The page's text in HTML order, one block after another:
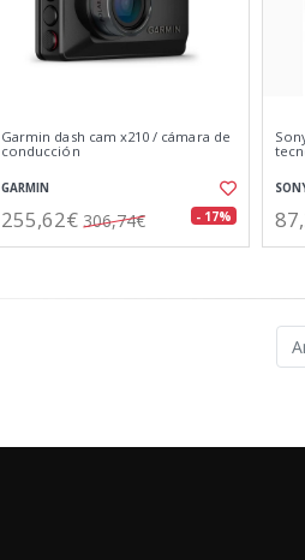
Garmin dash cam x210 / cámara de
conducción
GARMIN
255,62€ 306,74€ - 17%